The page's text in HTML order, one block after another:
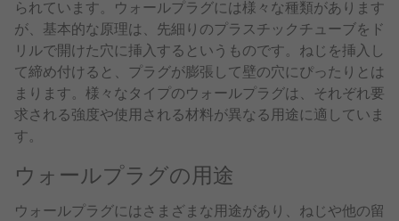
られています。ウォールプラグには様々な種類があります
が、基本的な原理は、先細りのプラスチックチューブをド
リルで開けた穴に挿入するというものです。ねじを挿入し
て締め付けると、プラグが膨張して壁の穴にぴったりとは
まります。様々なタイプのウォールプラグは、それぞれ要
求される強度や使用される材料が異なる用途に適していま
す。
ウォールプラグの用途
ウォールプラグにはさまざまな用途があり、ねじや他の留